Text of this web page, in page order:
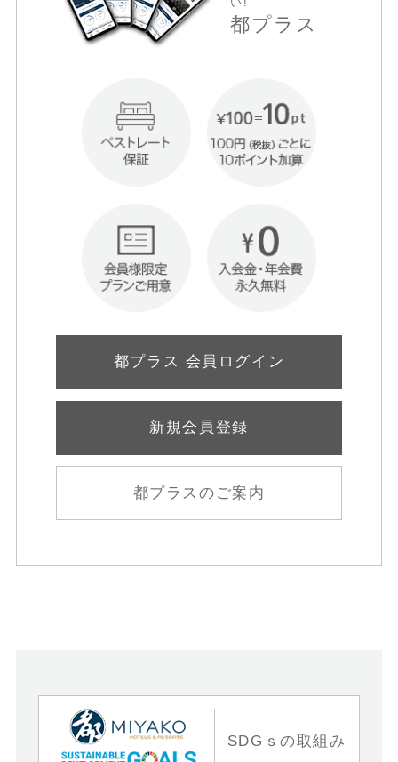
都プラス
都プラス 会員ログイン
新規会員登録
都プラスのご案内
SDGｓの取組み